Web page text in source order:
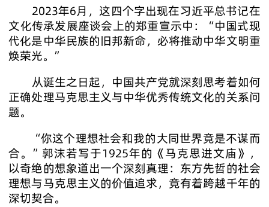
2023年6月，这四个字出现在习近平总书记在
文化传承发展座谈会上的郑重宣示中：“中国式现
代化是中华民族的旧邦新命，必将推动中华文明重
焕荣光。”
从诞生之日起，中国共产党就深刻思考着如何
正确处理马克思主义与中华优秀传统文化的关系问
题。
“你这个理想社会和我的大同世界竟是不谋而
合。”郭沫若写于1925年的《马克思进文庙》，
以奇绝的想象道出一个深刻真理：东方先哲的社会
理想与马克思主义的价值追求，竟有着跨越千年的
深切契合。